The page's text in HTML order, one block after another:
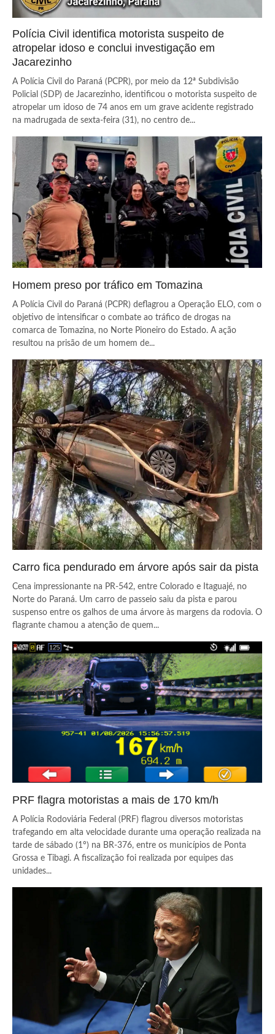
Polícia Civil identifica motorista suspeito de
atropelar idoso e conclui investigação em
Jacarezinho
A Polícia Civil do Paraná (PCPR), por meio da 12ª Subdivisão
Policial (SDP) de Jacarezinho, identificou o motorista suspeito de
atropelar um idoso de 74 anos em um grave acidente registrado
na madrugada de sexta-feira (31), no centro de...
Homem preso por tráfico em Tomazina
A Polícia Civil do Paraná (PCPR) deflagrou a Operação ELO, com o
objetivo de intensificar o combate ao tráfico de drogas na
comarca de Tomazina, no Norte Pioneiro do Estado. A ação
resultou na prisão de um homem de...
Carro fica pendurado em árvore após sair da pista
Cena impressionante na PR-542, entre Colorado e Itaguajé, no
Norte do Paraná. Um carro de passeio saiu da pista e parou
suspenso entre os galhos de uma árvore às margens da rodovia. O
flagrante chamou a atenção de quem...
PRF flagra motoristas a mais de 170 km/h
A Polícia Rodoviária Federal (PRF) flagrou diversos motoristas
trafegando em alta velocidade durante uma operação realizada na
tarde de sábado (1º) na BR-376, entre os municípios de Ponta
Grossa e Tibagi. A fiscalização foi realizada por equipes das
unidades...